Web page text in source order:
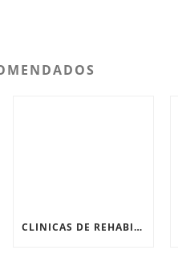
CLINICAS DE REHABILITACION